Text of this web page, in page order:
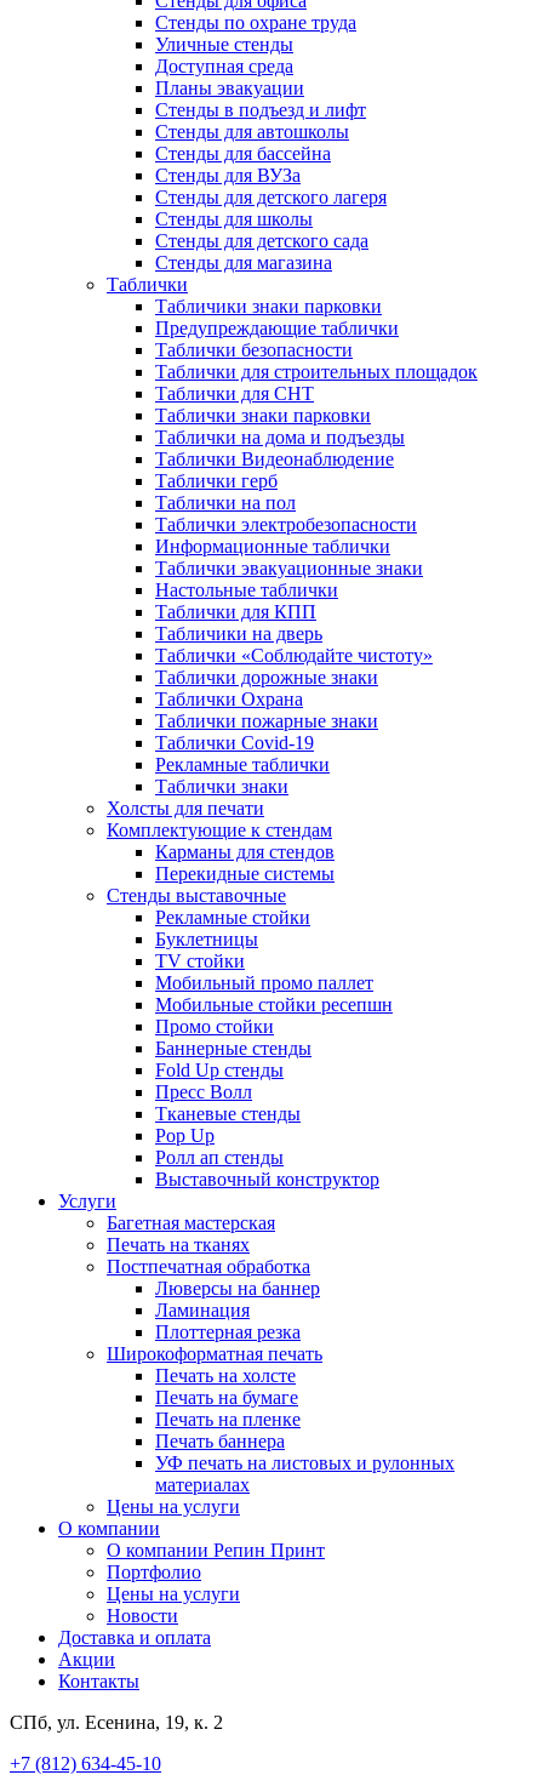
Стенды по охране труда
Уличные стенды
Доступная среда
Планы эвакуации
Стенды в подъезд и лифт
Стенды для автошколы
Стенды для бассейна
Стенды для ВУЗа
Стенды для детского лагеря
Стенды для школы
Стенды для детского сада
Стенды для магазина
Таблички
Табличики знаки парковки
Предупреждающие таблички
Таблички безопасности
Таблички для строительных площадок
Таблички для СНТ
Таблички знаки парковки
Таблички на дома и подъезды
Таблички Видеонаблюдение
Таблички герб
Таблички на пол
Таблички электробезопасности
Информационные таблички
Таблички эвакуационные знаки
Настольные таблички
Таблички для КПП
Табличики на дверь
Таблички «Соблюдайте чистоту»
Таблички дорожные знаки
Таблички Охрана
Таблички пожарные знаки
Таблички Covid-19
Рекламные таблички
Таблички знаки
Холсты для печати
Комплектующие к стендам
Карманы для стендов
Перекидные системы
Стенды выставочные
Рекламные стойки
Буклетницы
TV стойки
Мобильный промо паллет
Мобильные стойки ресепшн
Промо стойки
Баннерные стенды
Fold Up стенды
Пресс Волл
Тканевые стенды
Pop Up
Ролл ап стенды
Выставочный конструктор
Услуги
Багетная мастерская
Печать на тканях
Постпечатная обработка
Люверсы на баннер
Ламинация
Плоттерная резка
Широкоформатная печать
Печать на холсте
Печать на бумаге
Печать на пленке
Печать баннера
УФ печать на листовых и рулонных
материалах
Цены на услуги
О компании
О компании Репин Принт
Портфолио
Цены на услуги
Новости
Доставка и оплата
Акции
Контакты
СПб, ул. Есенина, 19, к. 2
+7 (812) 634-45-10